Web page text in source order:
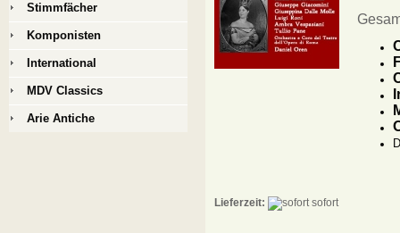
Lieferzeit: sofort
Stimmfächer
Komponisten
International
MDV Classics
Arie Antiche